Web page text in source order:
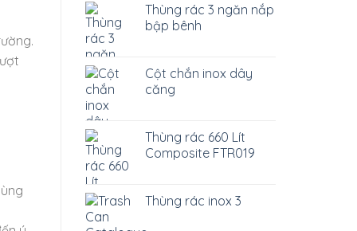
Thùng rác 3 ngăn nắp
bập bênh
Cột chắn inox dây
căng
Thùng rác 660 Lít
Composite FTR019
Thùng rác inox 3